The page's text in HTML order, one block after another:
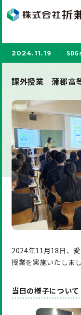
2024.11.19
課外授業｜蒲郡高
2024年11月18日、
授業を実施いたしまし
当日の様子について